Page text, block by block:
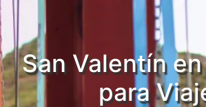
San Valentín
para